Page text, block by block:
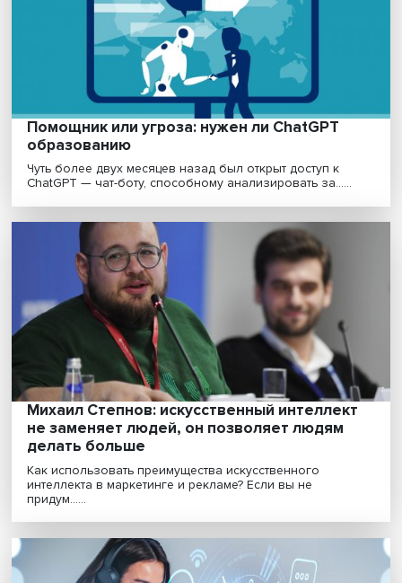
В скором времени благодаря нанотехнологиям стоит
ждать открытия новых материалов, создания новых
«Пап, включи телевизор. Если он
то и я работаю»
Есть ли будущее у традиционных медиа в новой
реальности? Почему современные платформы
распростран......